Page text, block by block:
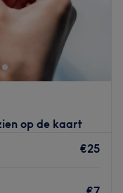
op de kaart
€25